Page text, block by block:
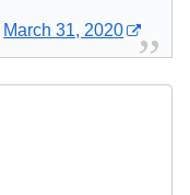
March 31, 2020